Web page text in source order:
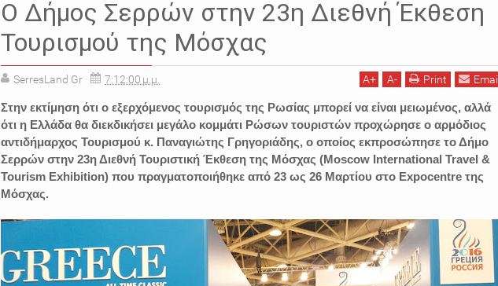
Ο Δήμος Σερρών στην 23η Διεθνή Έκθεση
Τουρισμού της Μόσχας
SerresLand Gr 7:12:00 μ.μ. A+ A- Print Email
Στην εκτίμηση ότι ο εξερχόμενος τουρισμός της Ρωσίας μπορεί να είναι μειωμένος, αλλά
ότι η Ελλάδα θα διεκδικήσει μεγάλο κομμάτι Ρώσων τουριστών προχώρησε ο αρμόδιος
αντιδήμαρχος Τουρισμού κ. Παναγιώτης Γρηγοριάδης, ο οποίος εκπροσώπησε το Δήμο
Σερρών στην 23η Διεθνή Τουριστική Έκθεση της Μόσχας (Moscow International Travel &
Tourism Exhibition) που πραγματοποιήθηκε από 23 ως 26 Μαρτίου στο Expocentre της
Μόσχας.